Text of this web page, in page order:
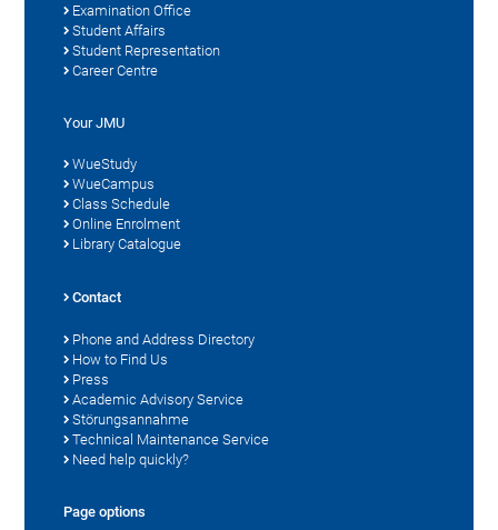
Examination Office
Student Affairs
Student Representation
Career Centre
Your JMU
WueStudy
WueCampus
Class Schedule
Online Enrolment
Library Catalogue
Contact
Phone and Address Directory
How to Find Us
Press
Academic Advisory Service
Störungsannahme
Technical Maintenance Service
Need help quickly?
Page options